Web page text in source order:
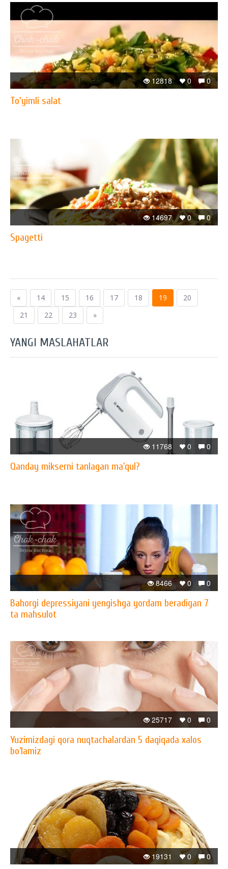
0
0
12818
To'yimli salat
0
0
14697
Spagetti
« 14 15 16 17 18 19
20
21
22 23 »
YANGI MASLAHATLAR
0
0
11768
Qanday mikserni tanlagan ma’qul?
0
0
8466
Bahorgi depressiyani yengishga yordam beradigan 7
ta mahsulot
0
0
25717
Yuzimizdagi qora nuqtachalardan 5 daqiqada xalos
bo‘lamiz
0
0
19131